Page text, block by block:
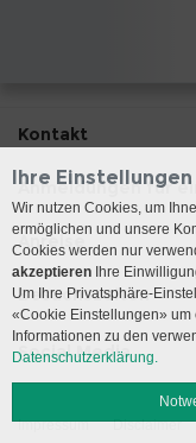
Kontakt
Anmeldungen für
Anreise
Besuchszeiten
Social Media
Impressum Disclaimer
Ihre
Wir nutzen Cookies, um
ermöglichen und unsere
Cookies werden nur
akzeptieren Ihre
Um Ihre Privatsphäre-
«Cookie Einstellungen»
Informationen zu den
Datenschutzerklärung.